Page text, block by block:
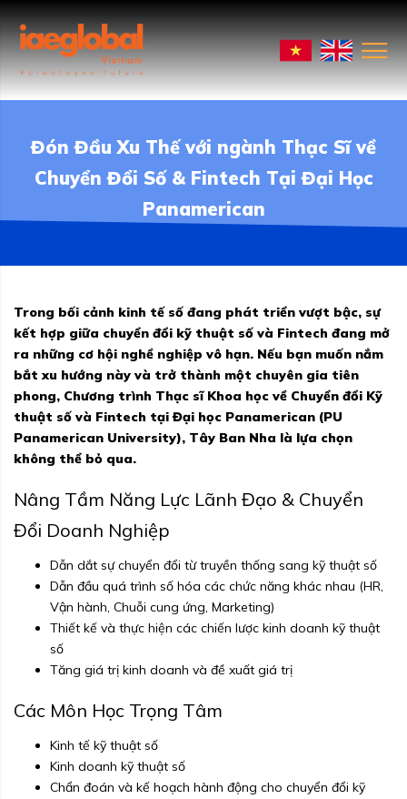
Đón Đầu Xu Thế với ngành Thạc Sĩ về
Chuyển Đổi Số & Fintech Tại Đại Học
Panamerican
Trong bối cảnh kinh tế số đang phát triển vượt bậc, sự
kết hợp giữa chuyển đổi kỹ thuật số và Fintech đang mở
ra những cơ hội nghề nghiệp vô hạn. Nếu bạn muốn nắm
bắt xu hướng này và trở thành một chuyên gia tiên
phong, Chương trình Thạc sĩ Khoa học về Chuyển đổi Kỹ
thuật số và Fintech tại Đại học Panamerican (PU
Panamerican University), Tây Ban Nha là lựa chọn
không thể bỏ qua.
Nâng Tầm Năng Lực Lãnh Đạo & Chuyển
Đổi Doanh Nghiệp
Dẫn dắt sự chuyển đổi từ truyền thống sang kỹ thuật số
Dẫn đầu quá trình số hóa các chức năng khác nhau (HR,
Vận hành, Chuỗi cung ứng, Marketing)
Thiết kế và thực hiện các chiến lược kinh doanh kỹ thuật
số
Tăng giá trị kinh doanh và đề xuất giá trị
Các Môn Học Trọng Tâm
Kinh tế kỹ thuật số
Kinh doanh kỹ thuật số
Chẩn đoán và kế hoạch hành động cho chuyển đổi kỹ